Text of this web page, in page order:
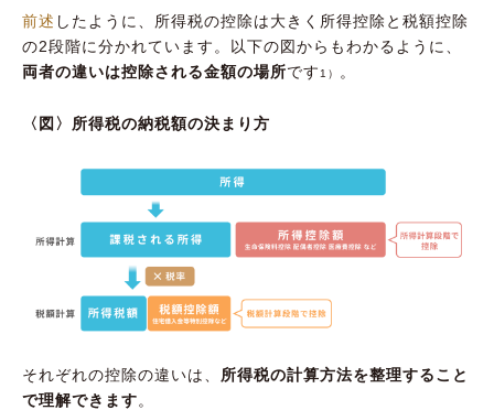
前述 したように、所得税の控除は大きく所得控除と税額控除
の2段階に分かれています。以下の図からもわかるように、
両者の違いは控除される金額の場所です1） 。
〈図〉所得税の納税額の決まり方
それぞれの控除の違いは、 所得税の計算方法を整理すること
で理解できます。